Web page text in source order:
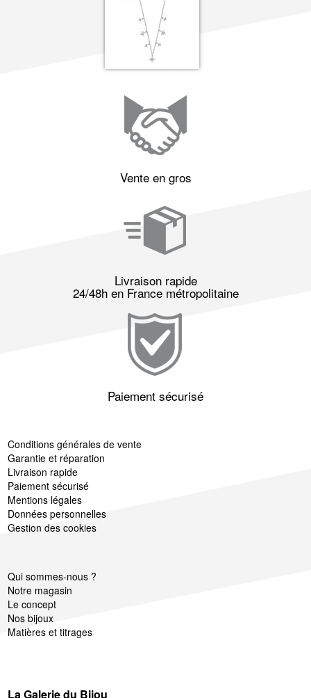
Vente en gros
Livraison rapide
24/48h en France métropolitaine
Paiement sécurisé
Conditions générales de vente
Garantie et réparation
Livraison rapide
Paiement sécurisé
Mentions légales
Données personnelles
Gestion des cookies
Qui sommes-nous ?
Notre magasin
Le concept
Nos bijoux
Matières et titrages
La Galerie du Bijou